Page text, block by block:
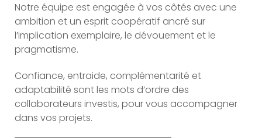
Notre équipe est engagée à vos côtés avec une
ambition et un esprit coopératif ancré sur
l’implication exemplaire, le dévouement et le
pragmatisme.
Confiance, entraide, complémentarité et
adaptabilité sont les mots d’ordre des
collaborateurs investis, pour vous accompagner
dans vos projets.